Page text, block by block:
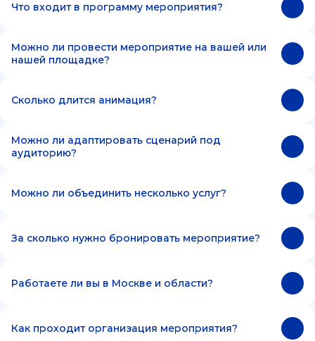
Что входит в программу мероприятия?
Можно ли провести мероприятие на вашей или
нашей площадке?
Сколько длится анимация?
Можно ли адаптировать сценарий под
аудиторию?
Можно ли объединить несколько услуг?
За сколько нужно бронировать мероприятие?
Работаете ли вы в Москве и области?
Как проходит организация мероприятия?